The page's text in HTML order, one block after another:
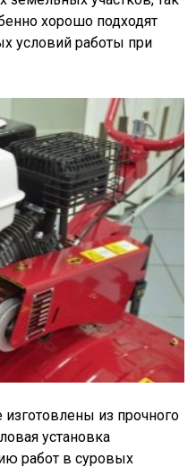
хорошо подходят
условий работы при
изготовлены из прочного
установка
работ в суровых